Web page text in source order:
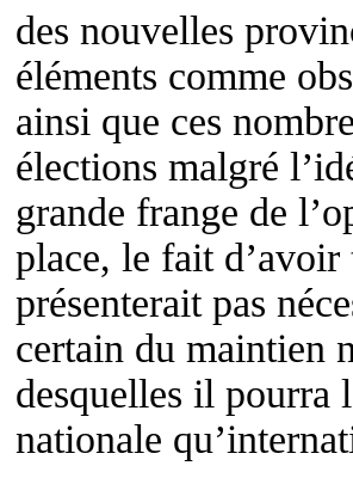
des nouvelles
éléments comme
ainsi que ces
élections malgré
grande frange de
place, le fait d’avoir
présenterait pas
certain du maintien
desquelles il pourra
nationale